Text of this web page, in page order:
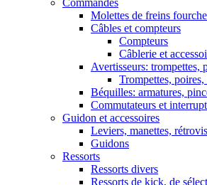
Commandes
Molettes de freins
Câbles et compteurs
Compteurs
Câblerie et
Avertisseurs: trompettes,
Trompettes,
Béquilles: armatures,
Commutateurs et
Guidon et accessoires
Leviers, manettes,
Guidons
Ressorts
Ressorts divers
Ressorts de kick, de